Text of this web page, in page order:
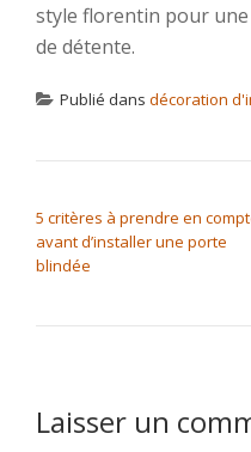
style florentin pour
de détente.
Publié dans décoration
5 critères à prendre en
avant d’installer une porte
blindée
Laisser un